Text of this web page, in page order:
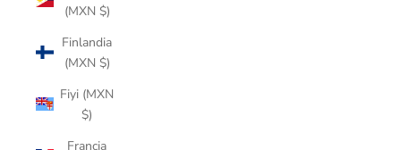
(MXN $)
Finlandia
(MXN $)
Fiyi (MXN
$)
Francia